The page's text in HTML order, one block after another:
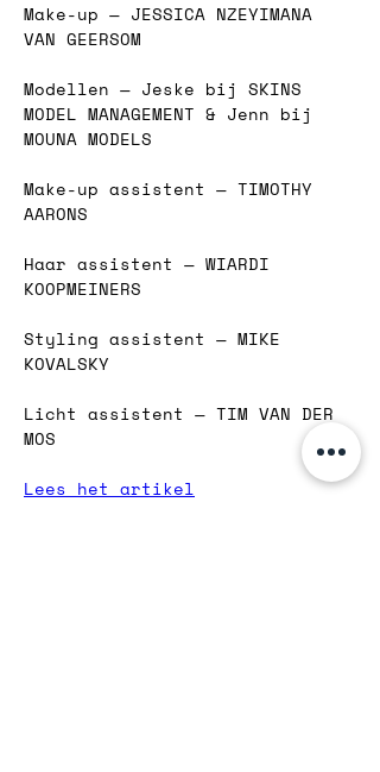
Make-up — JESSICA NZEYIMANA
VAN GEERSOM
Modellen — Jeske bij SKINS
MODEL MANAGEMENT & Jenn bij
MOUNA MODELS
Make-up assistent — TIMOTHY
AARONS
Haar assistent — WIARDI
KOOPMEINERS
Styling assistent — MIKE
KOVALSKY
Licht assistent — TIM VAN DER
MOS
Lees het artikel